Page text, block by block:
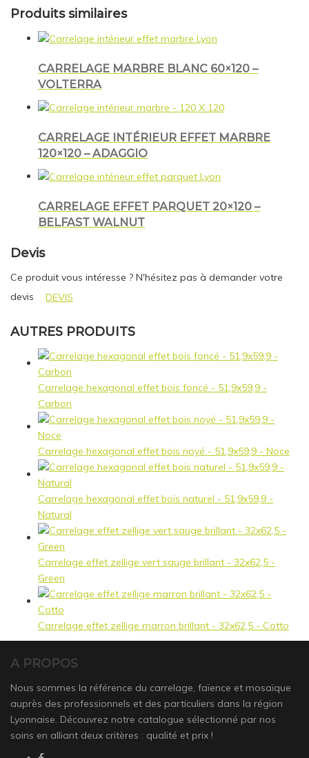
Produits similaires
CARRELAGE MARBRE BLANC 60×120 –
VOLTERRA
CARRELAGE INTÉRIEUR EFFET MARBRE
120×120 – ADAGGIO
CARRELAGE EFFET PARQUET 20×120 –
BELFAST WALNUT
Devis
Ce produit vous intéresse ? N'hésitez pas à demander votre
devis
DEVIS
AUTRES PRODUITS
Carrelage hexagonal effet bois foncé - 51,9x59,9 -
Carbon
Carrelage hexagonal effet bois noyé - 51,9x59,9 - Noce
Carrelage hexagonal effet bois naturel - 51,9x59,9 -
Natural
Carrelage effet zellige vert sauge brillant - 32x62,5 -
Green
Carrelage effet zellige marron brillant - 32x62,5 - Cotto
A PROPOS
Nous sommes la référence du carrelage, faïence et mosaïque
auprès des professionnels et des particuliers dans la région
Lyonnaise. Découvrez notre catalogue sélectionné par nos
soins en alliant deux critères : qualité et prix !